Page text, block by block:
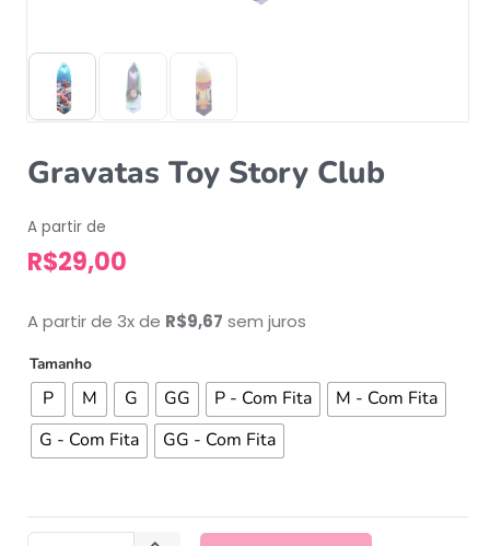
Gravatas Toy Story Club
A partir de
R$29,00
A partir de 3x de R$9,67 sem juros
Tamanho
P M G GG P - Com Fita
M - Com Fita
G - Com Fita
GG - Com Fita